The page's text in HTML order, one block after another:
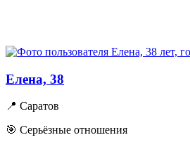
Елена, 38
📍 Саратов
🎯 Серьёзные отношения